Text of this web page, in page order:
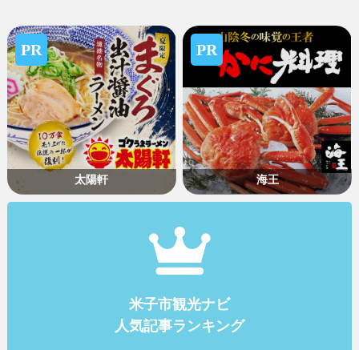
PR
太陽軒
PR
海王
米子市観光ナビ
人気記事ランキング